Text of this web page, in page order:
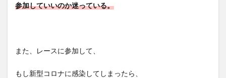
参加していいのか迷っている。
また、レースに参加して、
もし新型コロナに感染してしまったら、